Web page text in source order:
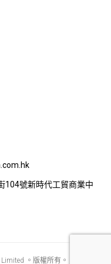
104號新時代工貿商業中
。版權所有。